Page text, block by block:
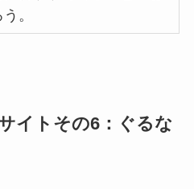
。
イトその6：ぐるな